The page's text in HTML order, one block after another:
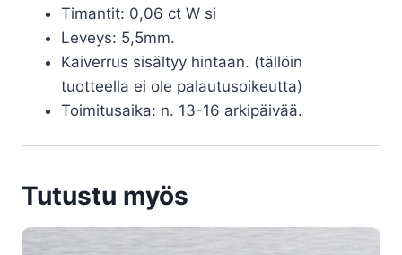
Timantit: 0,06 ct W si
Leveys: 5,5mm.
Kaiverrus sisältyy hintaan. (tällöin
tuotteella ei ole palautusoikeutta)
Toimitusaika: n. 13-16 arkipäivää.
Tutustu myös